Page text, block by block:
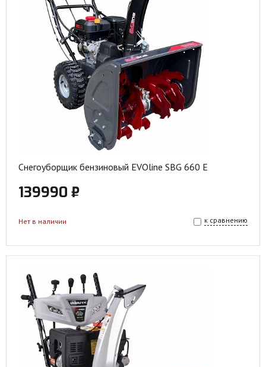
Снегоуборщик бензиновый EVOline SBG 660 E
139990 ₽
к сравнению
Нет в наличии